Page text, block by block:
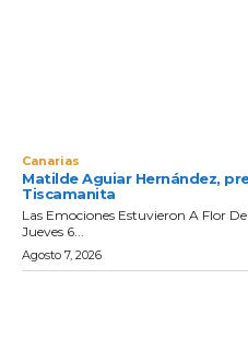
Canarias
Matilde Aguiar Hernández,
Tiscamanita
Las Emociones Estuvieron A Flor
Jueves 6...
Agosto 7, 2026